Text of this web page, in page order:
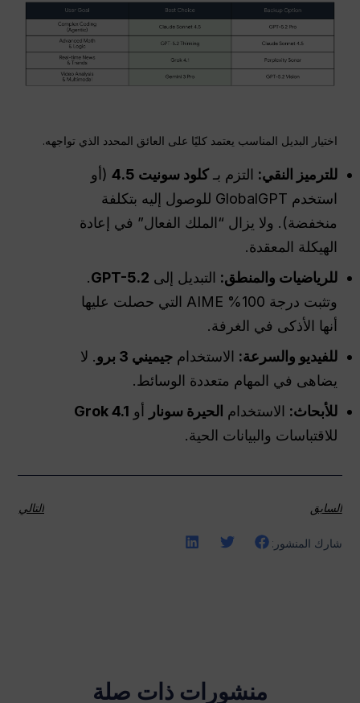
اختيار البديل المناسب يعتمد كليًا على العائق المحدد الذي تواجهه.
للترميز النقي: التزم بـكلود سونيت 4.5
(أو
استخدم GlobalGPT للوصول إليه بتكلفة
منخفضة). ولا يزال “الملك الفعال” في إعادة
الهيكلة المعقدة.
للرياضيات والمنطق: التبديل إلى GPT-5.2
.
وتثبت درجة 100% AIME التي حصلت عليها
أنها الأذكى في الغرفة.
للفيديو والسرعة: الاستخدامجيميني 3 برو
. لا
يضاهى في المهام متعددة الوسائط.
للأبحاث: الاستخدام الحيرة سونار أو Grok 4.1
للاقتباسات والبيانات الحية.
السابق التالي
شارك المنشور:
منشورات ذات صلة